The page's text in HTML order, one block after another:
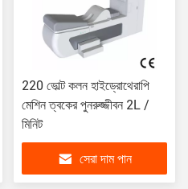
220 ভোল্ট কলন হাইড্রোথেরাপি
মেশিন ত্বকের পুনরুজ্জীবন 2L /
মিনিট
সেরা দাম পান